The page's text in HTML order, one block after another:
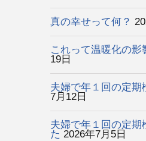
真の幸せって何？
これって温暖化の影
19日
夫婦で年１回の定
7月12日
夫婦で年１回の定期
た 2026年7月5日